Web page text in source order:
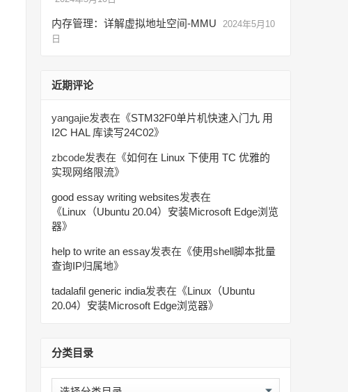
内存管理：详解虚拟地址空间-MMU
2024年5月10
日
近期评论
yangajie发表在《STM32F0单片机快速入门九 用
I2C HAL 库读写24C02》
zbcode发表在《如何在 Linux 下使用 TC 优雅的
实现网络限流》
good essay writing websites发表在
《Linux（Ubuntu 20.04）安装Microsoft Edge浏览
器》
help to write an essay发表在《使用shell脚本批量
查询IP归属地》
tadalafil generic india发表在《Linux（Ubuntu
20.04）安装Microsoft Edge浏览器》
分类目录
分